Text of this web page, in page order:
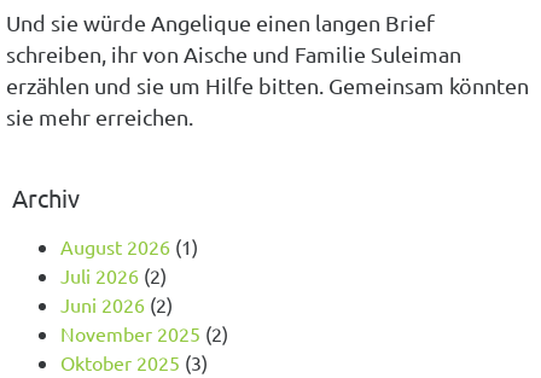
Und sie würde Angelique einen langen Brief
schreiben, ihr von Aische und Familie Suleiman
erzählen und sie um Hilfe bitten. Gemeinsam könnten
sie mehr erreichen.
Archiv
August 2026 (1)
Juli 2026 (2)
Juni 2026 (2)
November 2025 (2)
Oktober 2025 (3)